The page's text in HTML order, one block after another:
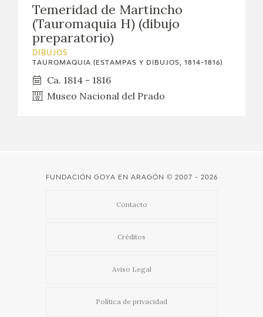
Temeridad de Martincho
(Tauromaquia H) (dibujo
preparatorio)
DIBUJOS
TAUROMAQUIA (ESTAMPAS Y DIBUJOS, 1814-1816)
Ca. 1814 - 1816
Museo Nacional del Prado
FUNDACIÓN GOYA EN ARAGÓN © 2007 - 2026
Contacto
Créditos
Aviso Legal
Política de privacidad